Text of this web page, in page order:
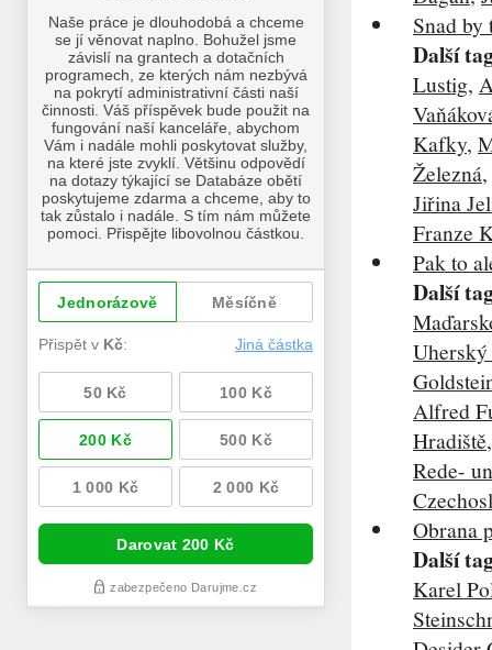
Snad by
Další
Lustig,
Kafky,
Železná,
Jiřina
Franze
Pak to
Další
Alfred
Hradiště
Rede-
Obrana
Další
Karel